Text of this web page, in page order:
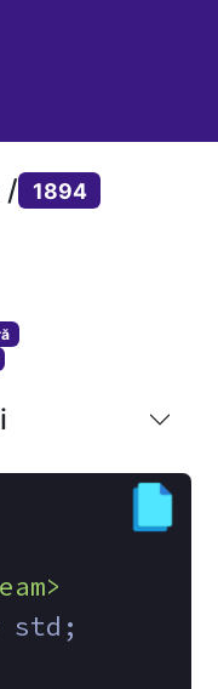
/ 1894
std;